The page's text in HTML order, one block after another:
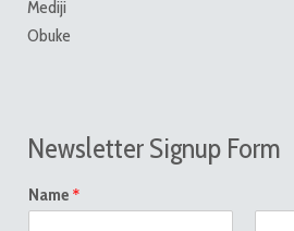
Mediji
Obuke
Newsletter Signup Form
Name *